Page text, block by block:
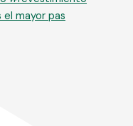
el mayor pas